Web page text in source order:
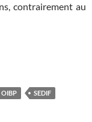
contrairement au
du
OIBP
SEDIF